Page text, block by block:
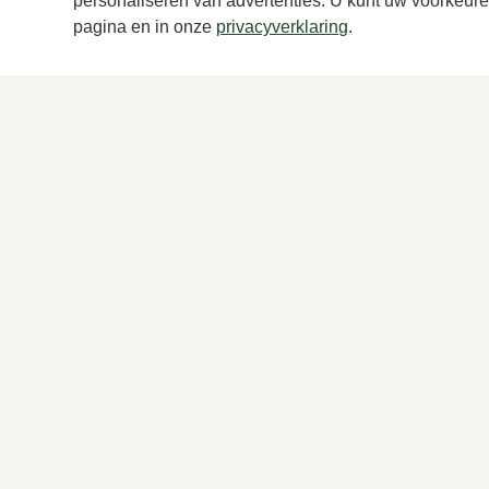
pagina en in onze privacyverklaring.